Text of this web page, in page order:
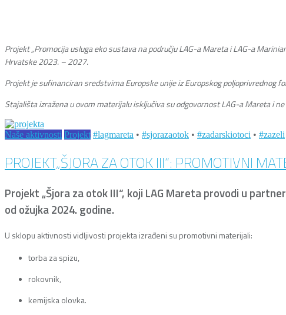
Projekt „Promocija usluga eko sustava na području LAG-a Mareta i LAG-a
Hrvatske 2023. – 2027.
Projekt je sufinanciran sredstvima Europske unije iz Europskog poljoprivrednog
Stajališta izražena u ovom materijalu isključiva su odgovornost LAG-a Mareta i
Naše aktivnosti Projekt #lagmareta • #sjorazaotok • #zadarskiotoci • #zazeli
PROJEKT„ŠJORA ZA OTOK III“: PROMOTIVNI
Projekt „Šjora za otok III“, koji LAG Mareta provodi u
od ožujka 2024. godine.
U sklopu aktivnosti vidljivosti projekta izrađeni su promotivni materijali:
torba za spizu,
rokovnik,
kemijska olovka.